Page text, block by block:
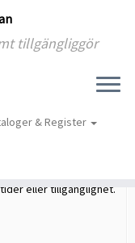
tillgängliggör
& Register
eller tillgänglighet.